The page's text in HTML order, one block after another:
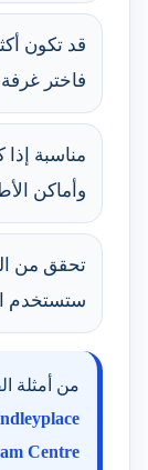
قد تكون
فاختر
مناسبة
وأماكن
ستستخدم
من أمثلة
Centre